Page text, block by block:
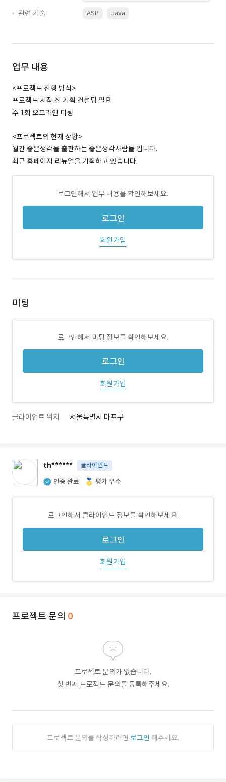
관련 기술
ASP Java
업무 내용
<프로젝트 진행 방식>
프로젝트 시작 전 기획 컨설팅 필요
주 1회 오프라인 미팅
<프로젝트의 현재 상황>
월간 좋은생각을 출판하는 좋은생각사람들 입니다.
최근 홈페이지 리뉴얼을 기획하고 있습니다.
로그인해서 업무 내용을 확인해보세요.
로그인
회원가입
미팅
로그인해서 미팅 정보를 확인해보세요.
로그인
회원가입
클라이언트 위치 서울특별시 마포구
th****** 클라이언트
인증 완료 평가 우수
로그인해서 클라이언트 정보를 확인해보세요.
로그인
회원가입
프로젝트 문의 0
프로젝트 문의가 없습니다.
첫 번째 프로젝트 문의를 등록해주세요.
프로젝트 문의를 작성하려면 로그인 해주세요.